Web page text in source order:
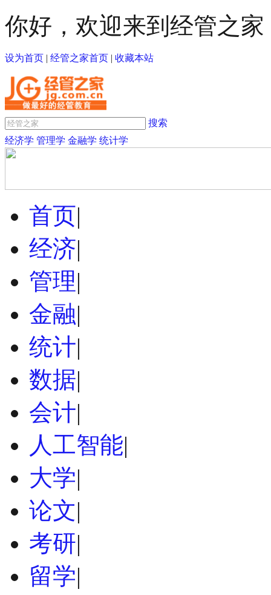
你好，欢迎来到经管之家
设为首页 | 经管之家首页 | 收藏本站
搜索
经济学 管理学 金融学 统计学
首页|
经济|
管理|
金融|
统计|
数据|
会计|
人工智能|
大学|
论文|
考研|
留学|